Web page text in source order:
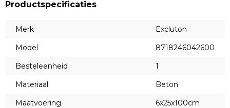
Productspecificaties
Merk
Excluton
Model
8718246042600
Besteleenheid
1
Materiaal
Beton
Maatvoering
6x25x100cm